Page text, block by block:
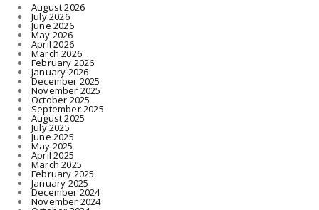
August 2026
July 2026
June 2026
May 2026
April 2026
March 2026
February 2026
January 2026
December 2025
November 2025
October 2025
September 2025
August 2025
July 2025
June 2025
May 2025
April 2025
March 2025
February 2025
January 2025
December 2024
November 2024